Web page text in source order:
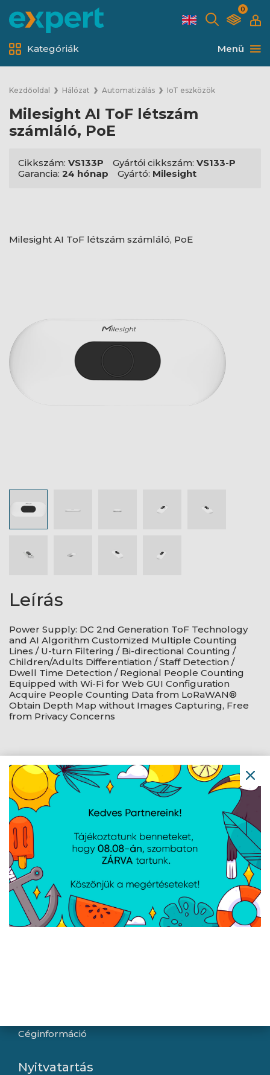
0
Menü
Kategóriák
Kezdőoldal Hálózat Automatizálás IoT eszközök
Milesight AI ToF létszám
számláló, PoE
Cikkszám: VS133P Gyártói cikkszám: VS133-P
Garancia: 24 hónap Gyártó: Milesight
Milesight AI ToF létszám számláló, PoE
Leírás
Power Supply: DC 2nd Generation ToF Technology
and AI Algorithm Customized Multiple Counting
Lines / U-turn Filtering / Bi-directional Counting /
Children/Adults Differentiation / Staff Detection /
Dwell Time Detection / Regional People Counting
Equipped with Wi-Fi for Web GUI Configuration
Acquire People Counting Data from LoRaWAN®
Obtain Depth Map without Images Capturing, Free
from Privacy Concerns
Navigáció
Hírek
Újdonságok
Kapcsolat
Letöltések
Gyártóink
Információ
Céginformáció
Nyitvatartás